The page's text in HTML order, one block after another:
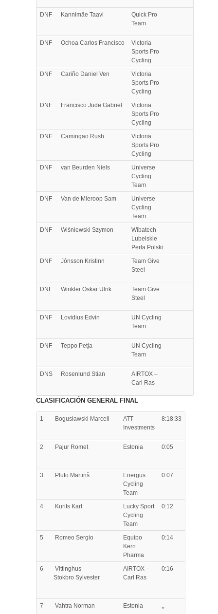
DNF Kannimäe Taavi
Quick Pro
Team
DNF Ochoa Carlos Francisco
Victoria
Sports Pro
Cycling
DNF
Cariño Daniel Ven
Victoria
Sports Pro
Cycling
DNF
Francisco Jude Gabriel
Victoria
Sports Pro
Cycling
DNF
Camingao Rush
Victoria
Sports Pro
Cycling
DNF
van Beurden Niels
Universe
Cycling
Team
DNF
Van de Mieroop Sam
Universe
Cycling
Team
DNF
Wiśniewski Szymon
Wibatech
Lubelskie
Perła Polski
DNF
Jónsson Kristinn
Team Give
Steel
DNF Winkler Oskar Ulrik
Team Give
Steel
DNF Lovidius Edvin
UN Cycling
Team
DNF Teppo Petja
UN Cycling
Team
DNS Rosenlund Stian
AIRTOX –
Carl Ras
CLASIFICACIÓN GENERAL FINAL
1 Bogusławski Marceli
ATT
Investments
8:18:33
2 Pajur Romet Estonia 0:05
3 Pluto Mārtiņš
Energus
Cycling
Team
0:07
4 Kurits Karl
Lucky Sport
Cycling
Team
0:12
5 Romeo Sergio
Equipo
Kern
Pharma
0:14
6
Vittinghus
Stokbro Sylvester
AIRTOX –
Carl Ras
0:16
7 Vahtra Norman Estonia ,,